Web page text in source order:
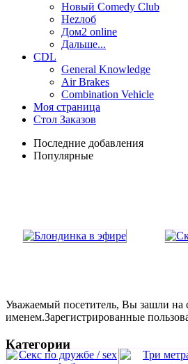
Новый Comedy Club
Неzлоб
Дом2 online
Дальше...
CDL
General Knowledge
Air Brakes
Combination Vehicle
Моя страница
Стол Заказов
Последние добавления
Популярные
Уважаемый посетитель, Вы зашли на
именем.Зарегистрированные
Категории